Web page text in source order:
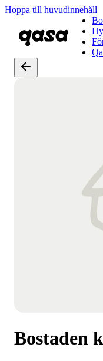
Hoppa till huvudinnehåll
Bostaden